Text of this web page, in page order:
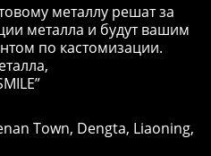
металлу решат за
металла и будут вашим
по кастомизации.
Town, Dengta, Liaoning,